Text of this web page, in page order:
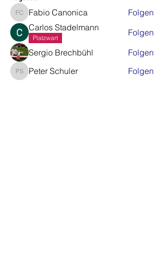
Fabio Canonica
Fabio Canonica
Folgen
Carlos Stadelmann
Platzwart
Folgen
Sergio Brechbühl
Folgen
Peter Schuler
Peter Schuler
Folgen